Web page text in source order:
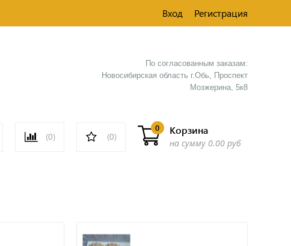
Вход Регистрация
По согласованным заказам:
Новосибирская область г.Обь, Проспект
Мозжерина, 5к8​
(0) (0)
Корзина
0
на сумму 0.00 руб